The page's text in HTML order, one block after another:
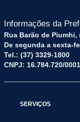
Informações da
Rua Barão de Piumhi,
De segunda a sexta-
Tel.: (37) 3329-1800
CNPJ: 16.784.720/
SERVIÇOS